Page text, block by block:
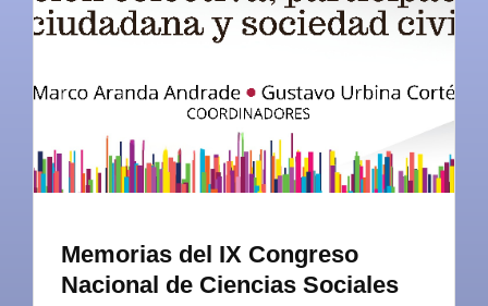
Memorias del IX Congreso
Nacional de Ciencias Sociales